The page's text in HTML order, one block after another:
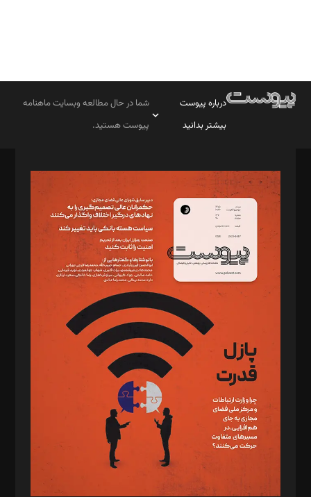
درباره پیوست
بیشتر بدانید
شما در حال مطالعه وبسایت ماهنامه
پیوست هستید.
مدیر مسئول: محمدباقر اثنی‌عشری
سردبیر: مهرک محمودی
دبیر تحریریه: میثم قاسمی
د‌بیر ناداستان: سمانه سمیع
د‌بیر خدمت و تجارت: ابوالفضل رجبی
د‌بیر حقوق فناوری: حسام‌الدین ایپکچی
د‌بیر پیوست جهان: مینا پاکدل
د‌بیر تحریریه آنلاین: بابک نقاش
تحریریه‌: مجتبی محمود‌ی، آرش برهمند، یسنا امان‌پور، سروش کرمیان،
مصطفی مسجدی آرانی، ابوالفضل رجبی، زهرا فکرانه، فائزه فتحی
رستمی،مصطفی باستان
ویرایش: نگار استاد‌‌آقا
طراح یونیفرم: مجید توکلی
فیلمبرداری و عکاسی: امیر شفیعی، مانی لطفی زاده
گرافیک و صفحه‌آرایی: سید‌سبحان‌علی ثابت
مد‌یر توسعه تجاری: کامبیز برید‌
امور مالی: شاپور رهبری، محمد‌ کاظمی‌نیا